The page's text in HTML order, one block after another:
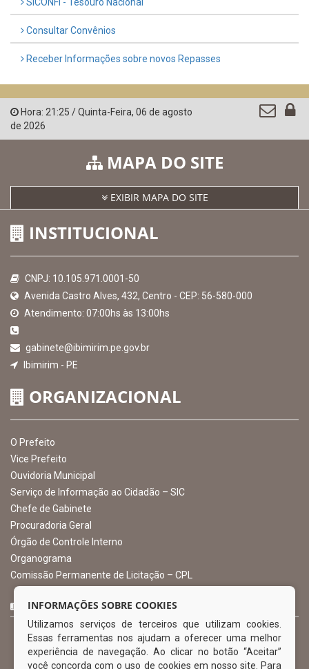
QEdu
Consultar Convênios
Hora:
de 2026
MAPA DO SITE
INSTITUCIONAL
Atendimento: 07:00hs às 13:00hs
gabinete@ibimirim.pe.gov.br
Ibimirim - PE
ORGANIZACIONAL
O Prefeito
Vice Prefeito
Ouvidoria Municipal
Serviço de Informação ao Cidadão – SIC
Chefe de Gabinete
Procuradoria Geral
INFORMAÇÕES SOBRE COOKIES
Utilizamos serviços de terceiros que utilizam cookies.
Essas ferramentas nos ajudam a oferecer uma melhor
experiência de navegação. Ao clicar no botão “Aceitar”
você concorda com o uso de cookies em nosso site. Para